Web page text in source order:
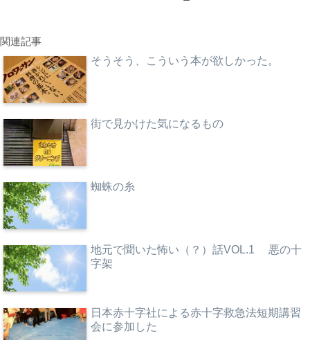
関連記事
そうそう、こういう本が欲しかった。
街で見かけた気になるもの
蜘蛛の糸
地元で聞いた怖い（？）話VOL.1 悪の十
字架
日本赤十字社による赤十字救急法短期講習
会に参加した